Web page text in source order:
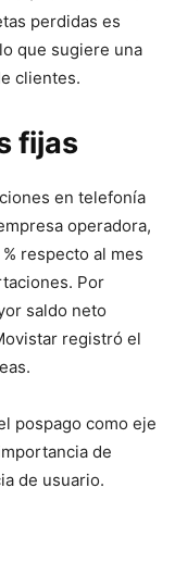
perdidas es
que sugiere una
clientes.
fijas
en telefonía
operadora,
respecto al mes
Por
saldo neto
registró el
pospago como eje
de
de usuario.